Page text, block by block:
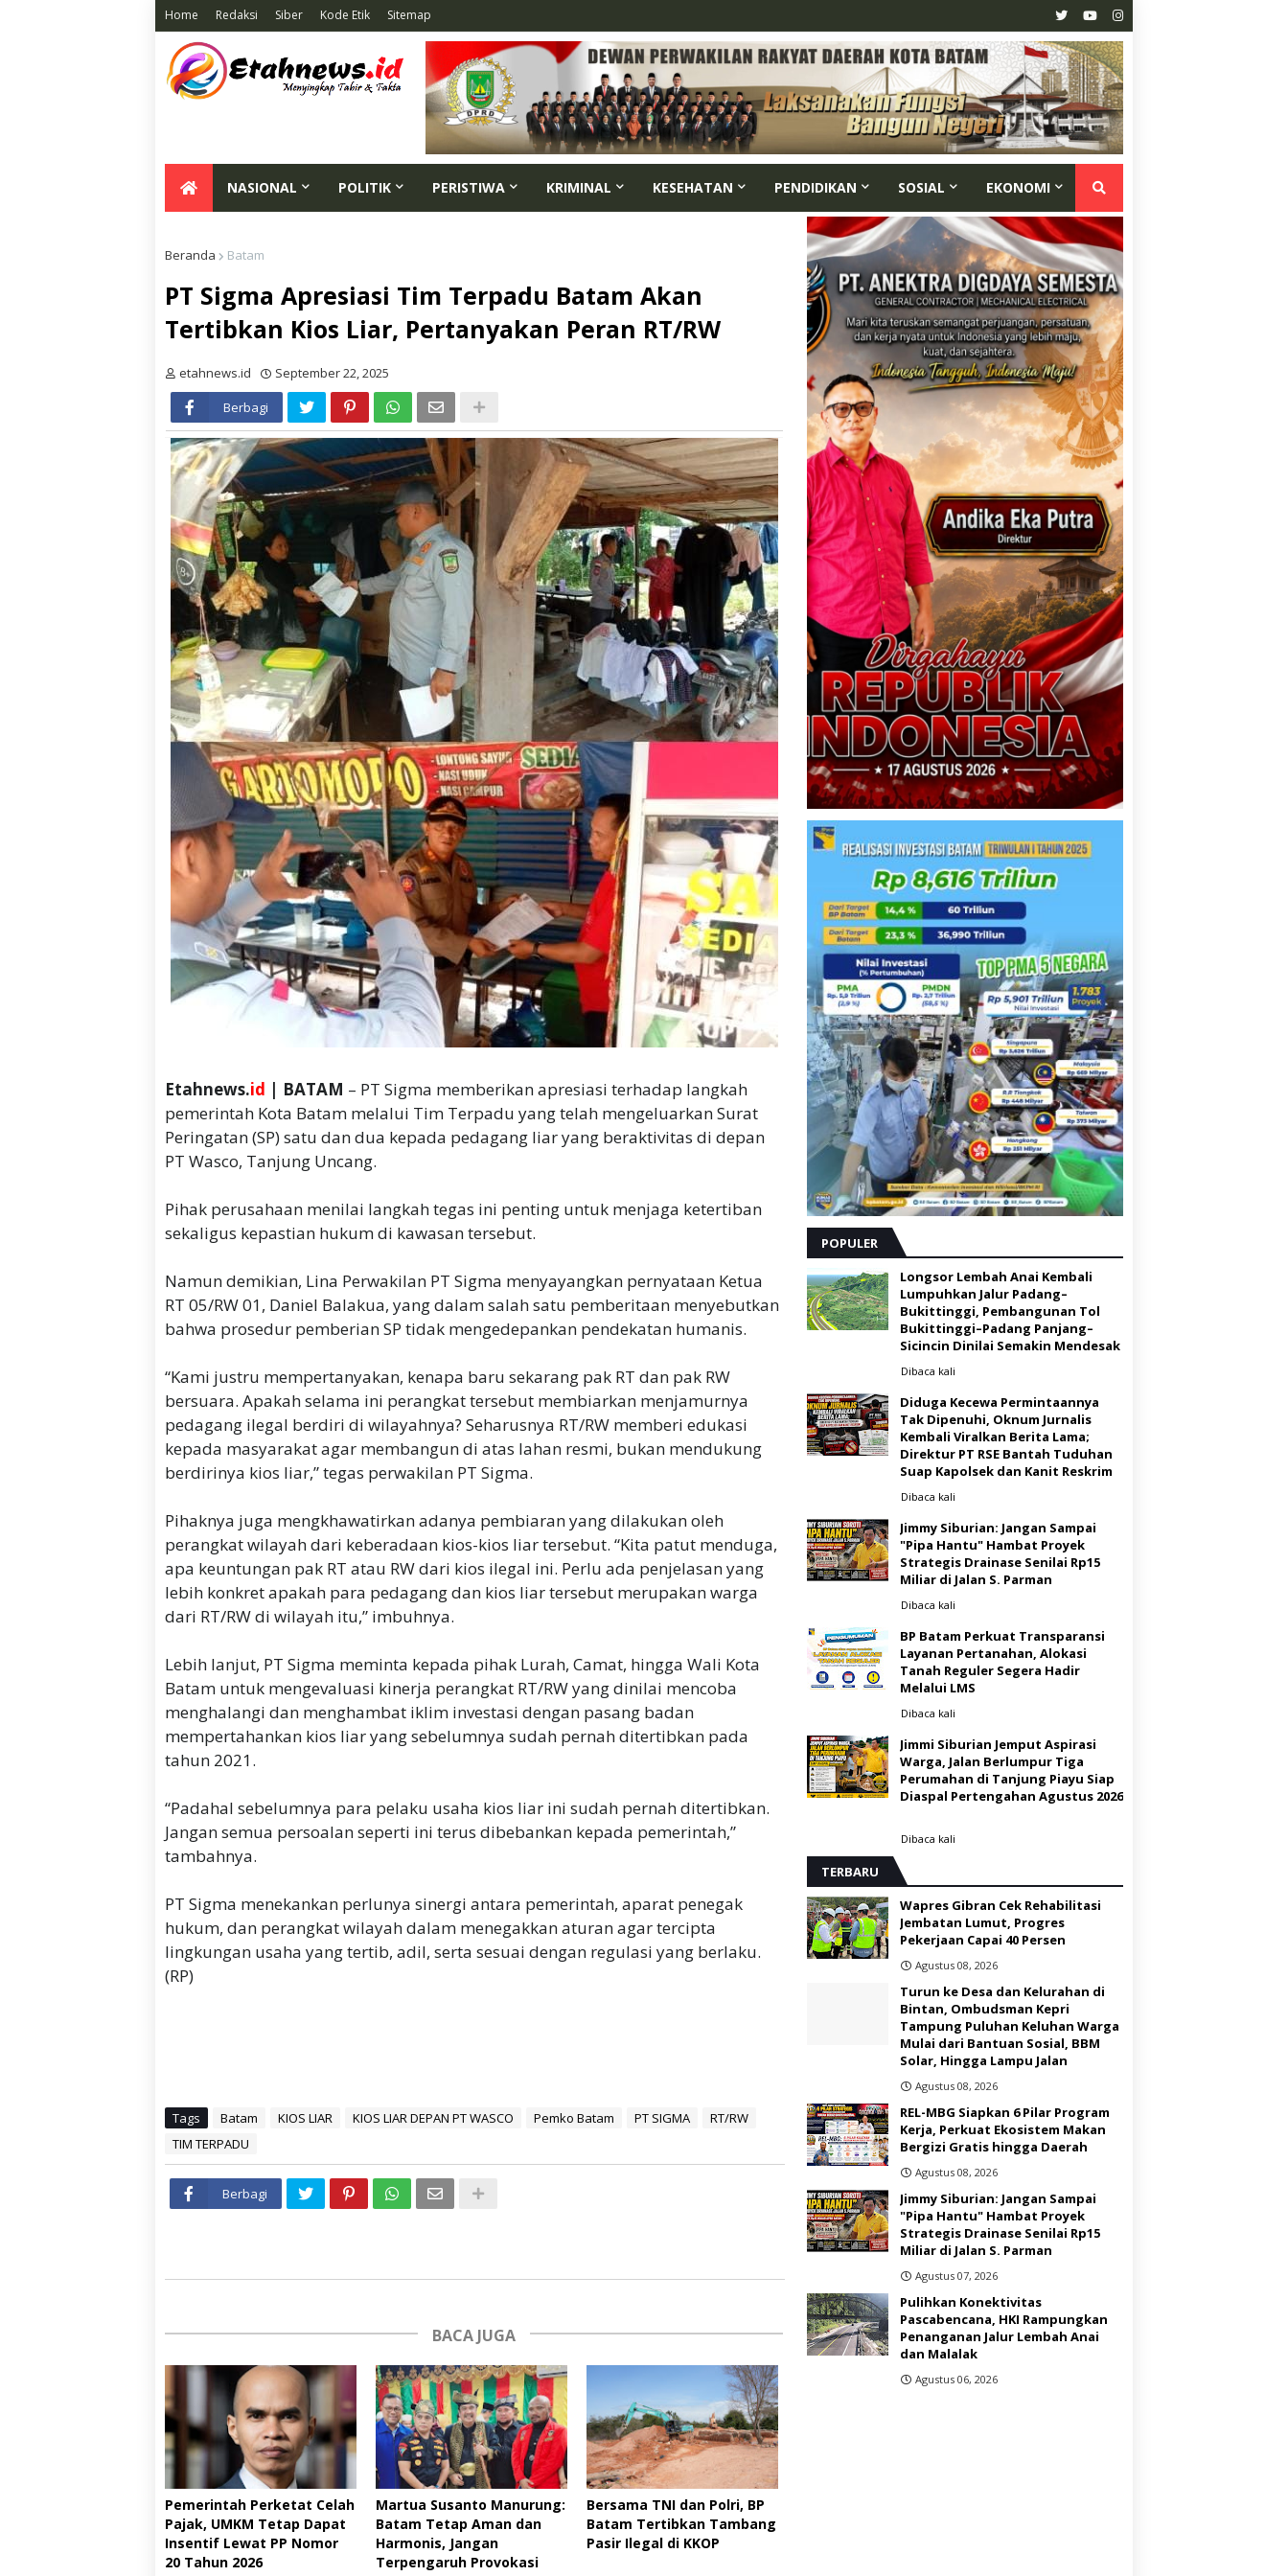
Home Redaksi Siber Kode Etik Sitemap
NASIONAL POLITIK PERISTIWA KRIMINAL KESEHATAN PENDIDIKAN SOSIAL EKONOMI
Beranda Batam
PT Sigma Apresiasi Tim Terpadu Batam Akan
Tertibkan Kios Liar, Pertanyakan Peran RT/RW
etahnews.id
September 22, 2025
Berbagi
Etahnews.id | BATAM – PT Sigma memberikan apresiasi terhadap langkah
pemerintah Kota Batam melalui Tim Terpadu yang telah mengeluarkan Surat
Peringatan (SP) satu dan dua kepada pedagang liar yang beraktivitas di depan
PT Wasco, Tanjung Uncang.
‎Pihak perusahaan menilai langkah tegas ini penting untuk menjaga ketertiban
sekaligus kepastian hukum di kawasan tersebut.
‎Namun demikian, Lina Perwakilan PT Sigma menyayangkan pernyataan Ketua
RT 05/RW 01, Daniel Balakua, yang dalam salah satu pemberitaan menyebutkan
bahwa prosedur pemberian SP tidak mengedepankan pendekatan humanis.
‎“Kami justru mempertanyakan, kenapa baru sekarang pak RT dan pak RW
bersuara. Apakah selama ini perangkat tersebut membiarkan menjamurnya
pedagang ilegal berdiri di wilayahnya? Seharusnya RT/RW memberi edukasi
kepada masyarakat agar membangun di atas lahan resmi, bukan mendukung
berdirinya kios liar,” tegas perwakilan PT Sigma.
‎Pihaknya juga mengkhawatirkan adanya pembiaran yang dilakukan oleh
perangkat wilayah dari keberadaan kios-kios liar tersebut. “Kita patut menduga,
apa keuntungan pak RT atau RW dari kios ilegal ini. Perlu ada penjelasan yang
lebih konkret apakah para pedagang dan kios liar tersebut merupakan warga
dari RT/RW di wilayah itu,” imbuhnya.
‎Lebih lanjut, PT Sigma meminta kepada pihak Lurah, Camat, hingga Wali Kota
Batam untuk mengevaluasi kinerja perangkat RT/RW yang dinilai mencoba
menghalangi dan menghambat iklim investasi dengan pasang badan
mempertahankan kios liar yang sebelumnya sudah pernah ditertibkan pada
tahun 2021.
‎“Padahal sebelumnya para pelaku usaha kios liar ini sudah pernah ditertibkan.
Jangan semua persoalan seperti ini terus dibebankan kepada pemerintah,”
tambahnya.
‎PT Sigma menekankan perlunya sinergi antara pemerintah, aparat penegak
hukum, dan perangkat wilayah dalam menegakkan aturan agar tercipta
lingkungan usaha yang tertib, adil, serta sesuai dengan regulasi yang berlaku.
(RP)
Tags Batam KIOS LIAR KIOS LIAR DEPAN PT WASCO Pemko Batam PT SIGMA
RT/RW
TIM TERPADU
Berbagi
BACA JUGA
Pemerintah Perketat Celah
Pajak, UMKM Tetap Dapat
Insentif Lewat PP Nomor
20 Tahun 2026 ‎
Martua Susanto Manurung:
Batam Tetap Aman dan
Harmonis, Jangan
Terpengaruh Provokasi
Bersama TNI dan Polri, BP
Batam Tertibkan Tambang
Pasir Ilegal di KKOP
POPULER
Longsor Lembah Anai Kembali
Lumpuhkan Jalur Padang–
Bukittinggi, Pembangunan Tol
Bukittinggi–Padang Panjang–
Sicincin Dinilai Semakin Mendesak
Dibaca kali
Diduga Kecewa Permintaannya
Tak Dipenuhi, Oknum Jurnalis
Kembali Viralkan Berita Lama;
Direktur PT RSE Bantah Tuduhan
Suap Kapolsek dan Kanit Reskrim
Dibaca kali
Jimmy Siburian: Jangan Sampai
"Pipa Hantu" Hambat Proyek
Strategis Drainase Senilai Rp15
Miliar di Jalan S. Parman
Dibaca kali
BP Batam Perkuat Transparansi
Layanan Pertanahan, Alokasi
Tanah Reguler Segera Hadir
Melalui LMS
Dibaca kali
Jimmi Siburian Jemput Aspirasi
Warga, Jalan Berlumpur Tiga
Perumahan di Tanjung Piayu Siap
Diaspal Pertengahan Agustus 2026
Dibaca kali
TERBARU
Wapres Gibran Cek Rehabilitasi
Jembatan Lumut, Progres
Pekerjaan Capai 40 Persen
Agustus 08, 2026
Turun ke Desa dan Kelurahan di
Bintan, Ombudsman Kepri
Tampung Puluhan Keluhan Warga
Mulai dari Bantuan Sosial, BBM
Solar, Hingga Lampu Jalan
Agustus 08, 2026
REL-MBG Siapkan 6 Pilar Program
Kerja, Perkuat Ekosistem Makan
Bergizi Gratis hingga Daerah
Agustus 08, 2026
Jimmy Siburian: Jangan Sampai
"Pipa Hantu" Hambat Proyek
Strategis Drainase Senilai Rp15
Miliar di Jalan S. Parman
Agustus 07, 2026
Pulihkan Konektivitas
Pascabencana, HKI Rampungkan
Penanganan Jalur Lembah Anai
dan Malalak
Agustus 06, 2026